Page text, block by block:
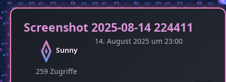
Screenshot 2025-08-14 224411
Sunny
14. August 2025 um 23:00
259 Zugriffe